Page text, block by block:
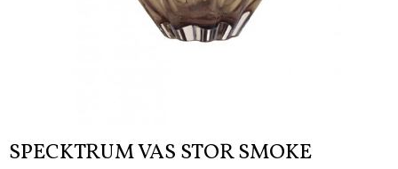
SPECKTRUM VAS STOR SMOKE